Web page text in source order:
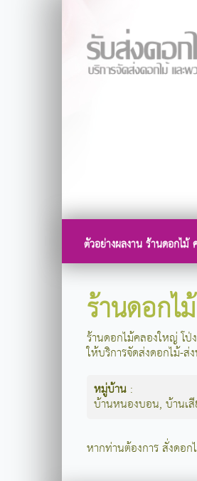
ตัวอย่างผลงาน ร้านดอกไ
ร้านดอก
ร้านดอกไม้คลองใหญ่ โ
ให้บริการจัดส่งดอกไม้-
หมู่บ้าน :
บ้านหนองบอน, บ้านเ
หากท่านต้องการ สั่งดอ